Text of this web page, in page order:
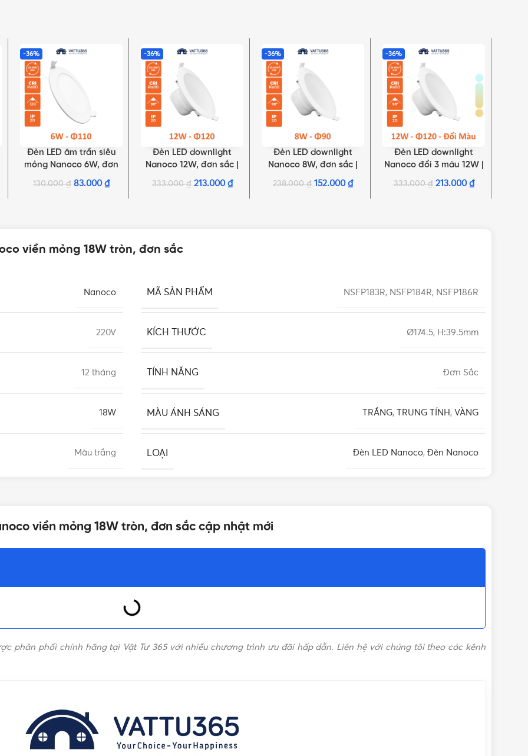
-36%
LỰA CHỌN TÙY CHỌN
Đèn LED âm trần siêu
mỏng Nanoco 6W, đơn
sắc | NSD0661, NSD0641,
NSD0631
130.000₫ 83.000 ₫
-36%
LỰA CHỌN TÙY CHỌN
Đèn LED downlight
Nanoco 12W, đơn sắc |
NDL126, NDL124, NDL123
333.000₫ 213.000 ₫
-36%
LỰA CHỌN TÙY CHỌN
Đèn LED downlight
Nanoco 8W, đơn sắc |
NDL086, NDL084,
NDL083
238.000₫ 152.000 ₫
-36%
THÊM VÀO GIỎ HÀNG
Đèn LED downlight
Nanoco đổi 3 màu 12W |
NDL12C
333.000₫ 213.000 ₫
viền mỏng 18W tròn, đơn sắc
Nanoco MÃ SẢN PHẨM NSFP183R, NSFP184R, NSFP186R
220V KÍCH THƯỚC Ø174.5, H:39.5mm
12 tháng TÍNH NĂNG Đơn Sắc
18W MÀU ÁNH SÁNG TRẮNG, TRUNG TÍNH, VÀNG
Màu trắng LOẠI Đèn LED Nanoco, Đèn Nanoco
Ra80 GÓC CHIẾU
viền mỏng 18W tròn, đơn sắc cập nhật mới
phân phối chính hãng tại Vật Tư 365 với nhiều chương trình ưu đãi hấp dẫn. Liên hệ với chúng tôi theo các kênh